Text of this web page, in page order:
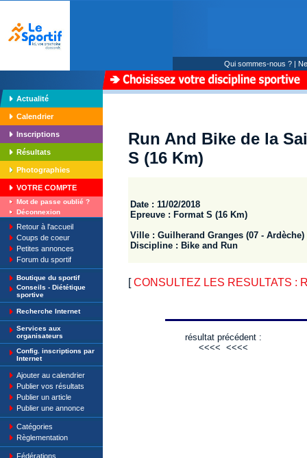
Qui sommes-nous ? |
Actualité
Calendrier
Inscriptions
Résultats
Photographies
VOTRE COMPTE
Mot de passe oublié ?
Déconnexion
Retour à l'accueil
Coups de coeur
Petites annonces
Forum du sportif
Boutique du sportif
Conseils - Diététique
sportive
Recherche Internet
Services aux
organisateurs
Config. inscriptions par
Internet
Ajouter au calendrier
Publier vos résultats
Publier un article
Publier une annonce
Catégories
Règlementation
Fédérations
Run And Bike de la
S (16 Km)
Date : 11/02/2018
Epreuve : Format S (16 Km)
Ville : Guilherand Granges (07 - Ardèche)
Discipline : Bike and Run
[CONSULTEZ LES RESULTATS :
résultat précédent :
<<<< <<<<